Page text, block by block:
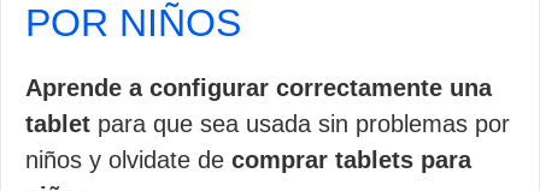
POR NIÑOS
Aprende a configurar correctamente una
tablet para que sea usada sin problemas por
niños y olvidate de comprar tablets para